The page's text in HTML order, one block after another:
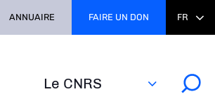
Le CNRS
ANNUAIRE FAIRE UN DON FR